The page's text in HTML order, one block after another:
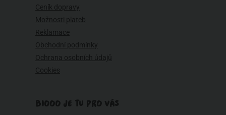
Ceník dopravy
Možnosti plateb
Reklamace
Obchodní podmínky
Ochrana osobních údajů
Cookies
BIOOO JE TU PRO VÁS